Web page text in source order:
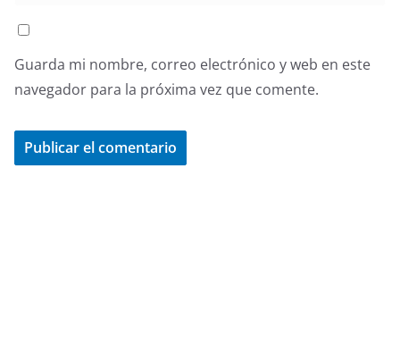
Guarda mi nombre, correo electrónico y web en este
navegador para la próxima vez que comente.